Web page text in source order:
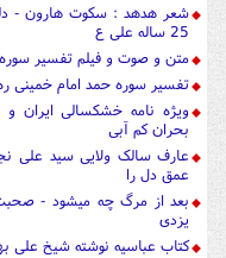
شعر هدهد : سکوت هارون -
25 ساله علی ع
متن و صوت و فیلم تفسیر سوره
تفسیر سوره حمد امام خمینی ره
ویژه نامه خشکسالی ایران
بحران کم آبی
عارف سالک ولایی سید علی
عمق دل را
بعد از مرگ چه میشود -
یزدی
کتاب عباسیه نوشته شیخ علی